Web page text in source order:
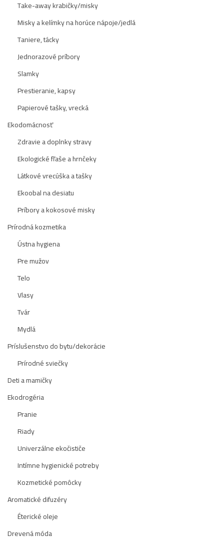
Take-away krabičky/misky
Misky a kelímky na horúce nápoje/jedlá
Taniere, tácky
Jednorazové príbory
Slamky
Prestieranie, kapsy
Papierové tašky, vrecká
Ekodomácnosť
Zdravie a doplnky stravy
Ekologické fľaše a hrnčeky
Látkové vrecúška a tašky
Ekoobal na desiatu
Príbory a kokosové misky
Prírodná kozmetika
Ústna hygiena
Pre mužov
Telo
Vlasy
Tvár
Mydlá
Príslušenstvo do bytu/dekorácie
Prírodné sviečky
Deti a mamičky
Ekodrogéria
Pranie
Riady
Univerzálne ekočističe
Intímne hygienické potreby
Kozmetické pomôcky
Aromatické difuzéry
Éterické oleje
Drevená móda